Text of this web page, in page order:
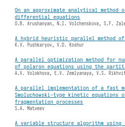
On an approximate analytical
differential equations
O.B. Arushanyan, N.I. Volchenskova, S.F.
A hybrid heuristic parallel method
K.V. Pushkaryov, V.D. Koshur
A parallel optimization method for
of polaron equations using the
A.V. Volokhova, E.V. Zemlyanaya, V.S.
A parallel implementation of a fast
Smoluchowski-type kinetic equations
fragmentation processes
S.A. Matveev
A variable structure algorithm using